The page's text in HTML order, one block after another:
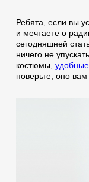
Ребята, если вы
и мечтаете о
сегодняшней
ничего не
костюмы, удобные
поверьте, оно вам